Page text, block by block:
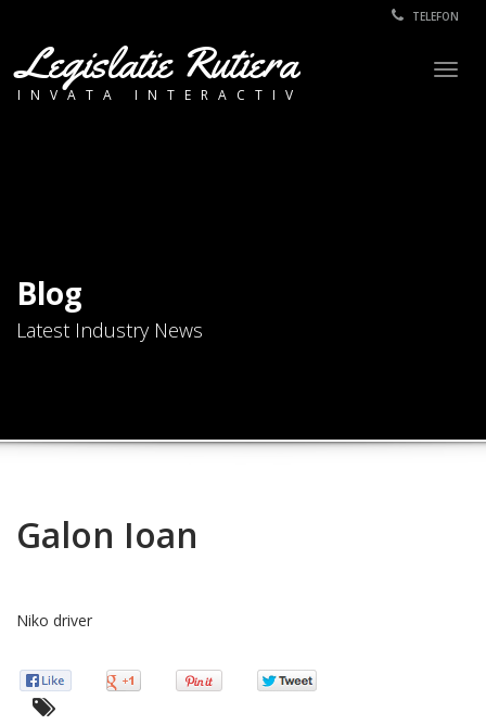
TELEFON
Legislatie Rutiera
INVATA INTERACTIV
Blog
Latest Industry News
Galon Ioan
Niko driver